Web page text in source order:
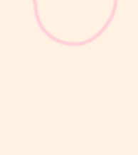
Selain berat badan, tinggi
utama untuk menilai